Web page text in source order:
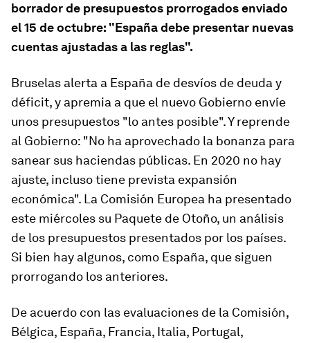
borrador de presupuestos prorrogados enviado
el 15 de octubre: "España debe presentar nuevas
cuentas ajustadas a las reglas".
Bruselas alerta a España de desvíos de deuda y
déficit, y apremia a que el nuevo Gobierno envíe
unos presupuestos "lo antes posible". Y reprende
al Gobierno: "No ha aprovechado la bonanza para
sanear sus haciendas públicas. En 2020 no hay
ajuste, incluso tiene prevista expansión
económica". La Comisión Europea ha presentado
este miércoles su Paquete de Otoño, un análisis
de los presupuestos presentados por los países.
Si bien hay algunos, como España, que siguen
prorrogando los anteriores.
De acuerdo con las evaluaciones de la Comisión,
Bélgica, España, Francia, Italia, Portugal,